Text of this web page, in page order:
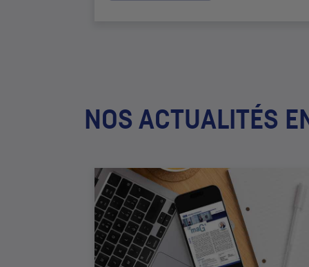
NOS ACTUALITÉS